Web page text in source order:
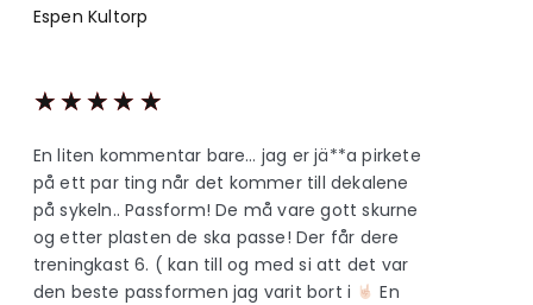
Espen Kultorp
★ ★ ★ ★ ★
En liten kommentar bare… jag er jä**a pirkete
på ett par ting når det kommer till dekalene
på sykeln.. Passform! De må vare gott skurne
og etter plasten de ska passe! Der får dere
treningkast 6. ( kan till og med si att det var
den beste passformen jag varit bort i
En